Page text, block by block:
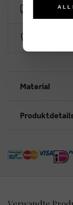
Material